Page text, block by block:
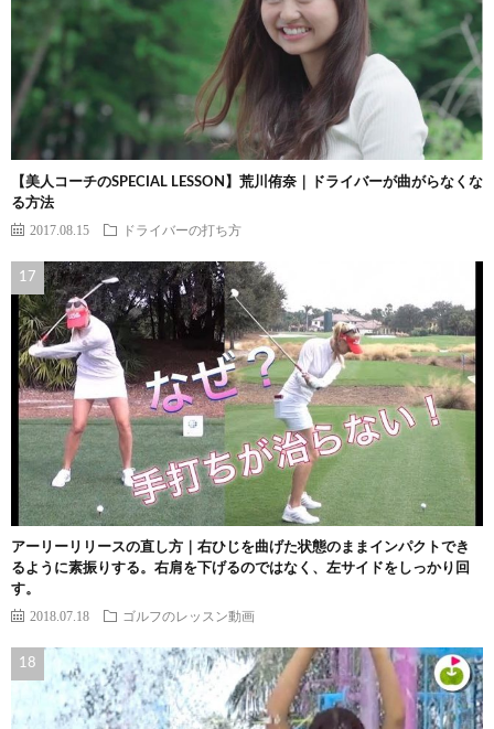
【美人コーチのSPECIAL LESSON】荒川侑奈｜ドライバーが曲がらなくな
る方法
2017.08.15 ドライバーの打ち方
アーリーリリースの直し方｜右ひじを曲げた状態のままインパクトでき
るように素振りする。右肩を下げるのではなく、左サイドをしっかり回
す。
2018.07.18 ゴルフのレッスン動画